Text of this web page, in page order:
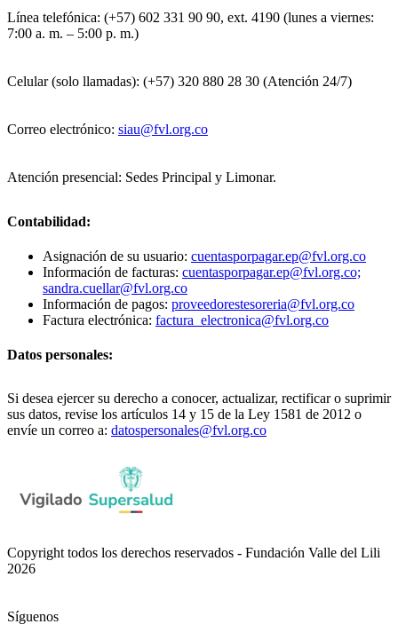
Línea telefónica: (+57) 602 331 90 90, ext. 4190 (lunes a viernes:
7:00 a. m. – 5:00 p. m.)
Celular (solo llamadas): (+57) 320 880 28 30 (Atención 24/7)
Correo electrónico: siau@fvl.org.co
Atención presencial: Sedes Principal y Limonar.
Contabilidad:
Asignación de su usuario: cuentasporpagar.ep@fvl.org.co
Información de facturas: cuentasporpagar.ep@fvl.org.co;
sandra.cuellar@fvl.org.co
Información de pagos: proveedorestesoreria@fvl.org.co
Factura electrónica: factura_electronica@fvl.org.co
Datos personales:
Si desea ejercer su derecho a conocer, actualizar, rectificar o suprimir
sus datos, revise los artículos 14 y 15 de la Ley 1581 de 2012 o
envíe un correo a: datospersonales@fvl.org.co
Copyright todos los derechos reservados - Fundación Valle del Lili
2026
Síguenos